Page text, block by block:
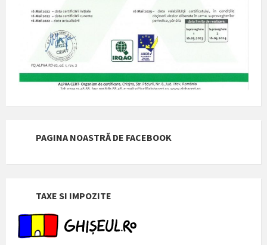
PAGINA NOASTRĂ DE FACEBOOK
TAXE SI IMPOZITE